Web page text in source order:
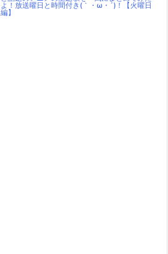
よ！放送曜日と時間付き(｀・ω・´)！【火曜日
編】